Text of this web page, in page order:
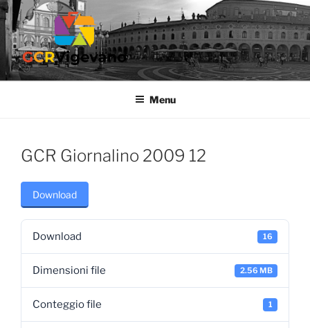
Salta
al
contenuto
GCR VIGEVANO
Gruppo Culturale Ricreativo dell'Ospedale di Vigevano
Menu
GCR Giornalino 2009 12
Download
Download 16
Dimensioni file 2.56 MB
Conteggio file 1